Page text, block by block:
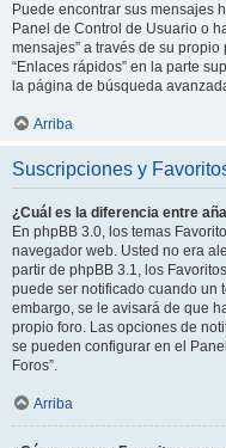
Puede encontrar sus mensajes
Panel de Control de Usuario o
mensajes” a través de su
“Enlaces rápidos” en la parte
la página de búsqueda
Arriba
Suscripciones y
¿Cuál es la diferencia entre
En phpBB 3.0, los temas
navegador web. Usted no era
partir de phpBB 3.1, los
puede ser notificado cuando un
embargo, se le avisará de que
propio foro. Las opciones de
se pueden configurar en el
Foros”.
Arriba